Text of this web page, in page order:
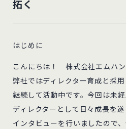
拓く
はじめに
こんにちは！ 株式会社エムハ
弊社ではディレクター育成と採
継続して活動中です。今回は未
ディレクターとして日々成長を
インタビューを行いましたので